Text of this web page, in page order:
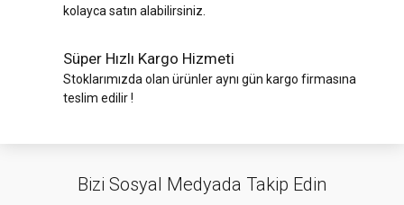
kolayca satın alabilirsiniz.
Süper Hızlı Kargo Hizmeti
Stoklarımızda olan ürünler aynı gün kargo firmasına
teslim edilir !
Bizi Sosyal Medyada Takip Edin